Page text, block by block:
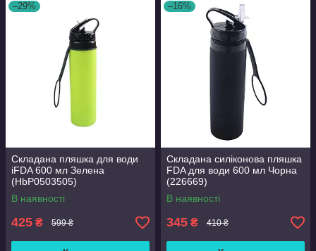
–29%
Складана пляшка для води
iFDA 600 мл Зелена
(HbP0503505)
В наявності
425 ₴ 599 ₴
–16%
Складана силіконова пляшка
FDA для води 600 мл Чорна
(226669)
В наявності
345 ₴ 410 ₴